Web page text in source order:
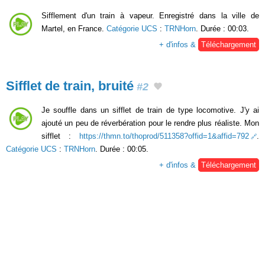
Sifflement d'un train à vapeur. Enregistré dans la ville de
Martel, en France. Catégorie UCS : TRNHorn . Durée : 00:03.
+ d'infos &
Téléchargement
Sifflet de train, bruité #2
Je souffle dans un sifflet de train de type locomotive. J'y ai
ajouté un peu de réverbération pour le rendre plus réaliste. Mon
sifflet : https://thmn.to/thoprod/511358?offid=1&affid=792
Catégorie UCS : TRNHorn . Durée : 00:05.
+ d'infos &
Téléchargement